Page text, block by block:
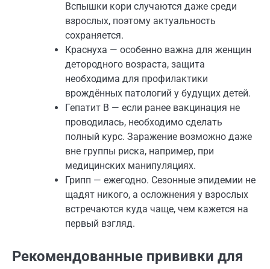
Вспышки кори случаются даже среди
взрослых, поэтому актуальность
сохраняется.
Краснуха — особенно важна для женщин
детородного возраста, защита
необходима для профилактики
врождённых патологий у будущих детей.
Гепатит B — если ранее вакцинация не
проводилась, необходимо сделать
полный курс. Заражение возможно даже
вне группы риска, например, при
медицинских манипуляциях.
Грипп — ежегодно. Сезонные эпидемии не
щадят никого, а осложнения у взрослых
встречаются куда чаще, чем кажется на
первый взгляд.
Рекомендованные прививки для